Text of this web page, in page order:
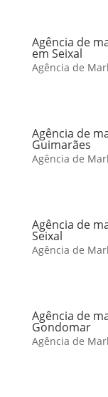
Agência de
em Seixal
Agência de
Agência de
Guimarães
Agência de
Agência de
Seixal
Agência de
Agência de
Gondomar
Agência de